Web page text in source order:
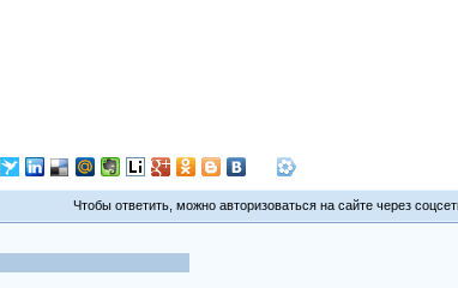
Чтобы ответить, можно авторизоваться на сайте через